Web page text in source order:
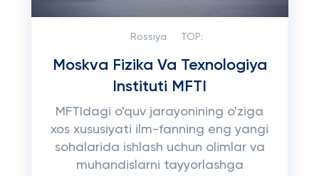
Rossiya TOP:
Moskva Fizika Va Texnologiya
Instituti MFTI
MFTIdagi o'quv jarayonining o'ziga
xos xususiyati ilm-fanning eng yangi
sohalarida ishlash uchun olimlar va
muhandislarni tayyorlashga